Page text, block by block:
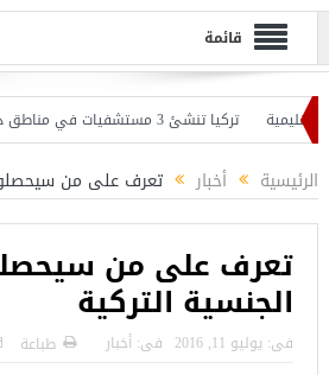
قائمة
تركيا تنشئ 3 مستشفيات في مناطق درع الفرات بسوريا
الرئيسية أخبار تعرف على من
تعرف على من
الجنسية التركية
فى: يوليو 11, 2016 فى: أخبار طباعة